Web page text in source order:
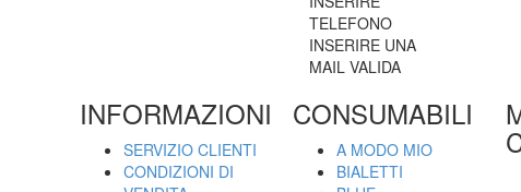
TELEFONO
INSERIRE UNA
MAIL VALIDA
INFORMAZIONI
SERVIZIO CLIENTI
CONDIZIONI DI
CONSUMABILI
A MODO MIO
BIALETTI